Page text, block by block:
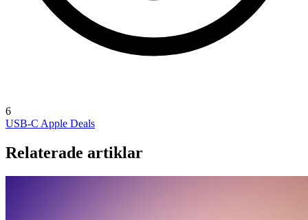
6
USB-C Apple Deals
Relaterade artiklar